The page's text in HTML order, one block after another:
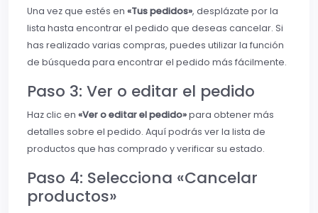
Una vez que estés en «Tus pedidos», desplázate por la
lista hasta encontrar el pedido que deseas cancelar. Si
has realizado varias compras, puedes utilizar la función
de búsqueda para encontrar el pedido más fácilmente.
Paso 3: Ver o editar el pedido
Haz clic en «Ver o editar el pedido»para obtener más
detalles sobre el pedido. Aquí podrás ver la lista de
productos que has comprado y verificar su estado.
Paso 4: Selecciona «Cancelar
productos»